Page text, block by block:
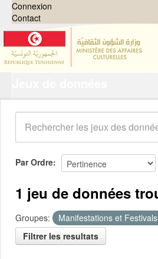
Connexion
Contact
Organisations
Groupes
Demandes 0
À propos
Par Ordre
1 jeu de données
Groupes: Manifestations et
Filtrer les resultats